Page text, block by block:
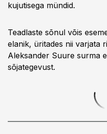
kujutisega mündid.
Teadlaste sõnul võis
elanik, üritades nii varjata
Aleksander Suure surma
sõjategevust.